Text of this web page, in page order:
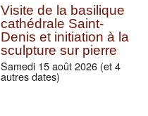
Visite de la basilique
cathédrale Saint-
Denis et initiation à la
sculpture sur pierre
Samedi 15 août 2026 (et 4
autres dates)